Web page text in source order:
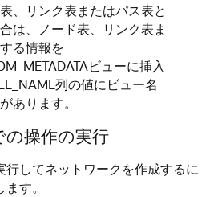
、リンク表またはパス表と
は、ノード表、リンク表ま
る情報を
ビューに挿入
列の値にビュー名
あります。
の操作の実行
行してネットワークを作成するに
す。